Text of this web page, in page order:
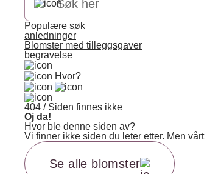
Populære søk
anledninger
Blomster med tilleggsgaver
begravelse
Hvor?
404 / Siden finnes ikke
Oj da!
Hvor ble denne siden av?
Vi finner ikke siden du leter etter. Men
Se alle blomster